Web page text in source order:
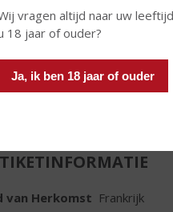
vragen altijd naar uw
18 jaar of ouder?
Ja, ik ben 18 jaar of ouder
In winkelmand
van Herkomst Frankrijk